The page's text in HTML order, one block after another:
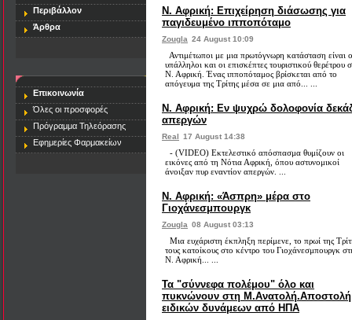
Περιβάλλον
Άρθρα
Επικοινωνία
Όλες οι προσφορές
Πρόγραμμα Τηλεόρασης
Εφημερίες Φαρμακείων
Ν. Αφρική: Επιχείρηση διάσωσης για
παγιδευμένο ιπποπόταμο
Zougla 24 August 10:09
Αντιμέτωποι με μια πρωτόγνωρη κατάσταση είναι
υπάλληλοι και οι επισκέπτες τουριστικού θερέτρου
Ν. Αφρική. Ένας ιπποπόταμος βρίσκεται από το
απόγευμα της Τρίτης μέσα σε μια από... ...
Ν. Αφρική: Εν ψυχρώ δολοφονία
απεργών
Real 17 August 14:38
- (VIDEO) Εκτελεστικό απόσπασμα θυμίζουν οι
εικόνες από τη Νότια Αφρική, όπου αστυνομικοί
άνοιξαν πυρ εναντίον απεργών. ...
Ν. Αφρική: «Άσπρη» μέρα στο
Γιοχάνεσμπουργκ
Zougla 08 August 03:13
Μια ευχάριστη έκπληξη περίμενε, το πρωί της
τους κατοίκους στο κέντρο του Γιοχάνεσμπουργκ
Ν. Αφρική... ...
Τα "σύννεφα πολέμου" όλο και
πυκνώνουν στη Μ.Ανατολή.Αποστολή
ειδικών δυνάμεων από ΗΠΑ